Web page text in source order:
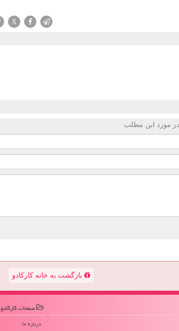
X
مورد این مطلب
بازگشت به خانه کارکادو
صفحات كاركادو
درباره ما